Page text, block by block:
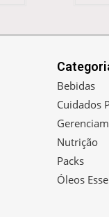
Bebidas
Cuidados
Nutrição
Packs
Óleos